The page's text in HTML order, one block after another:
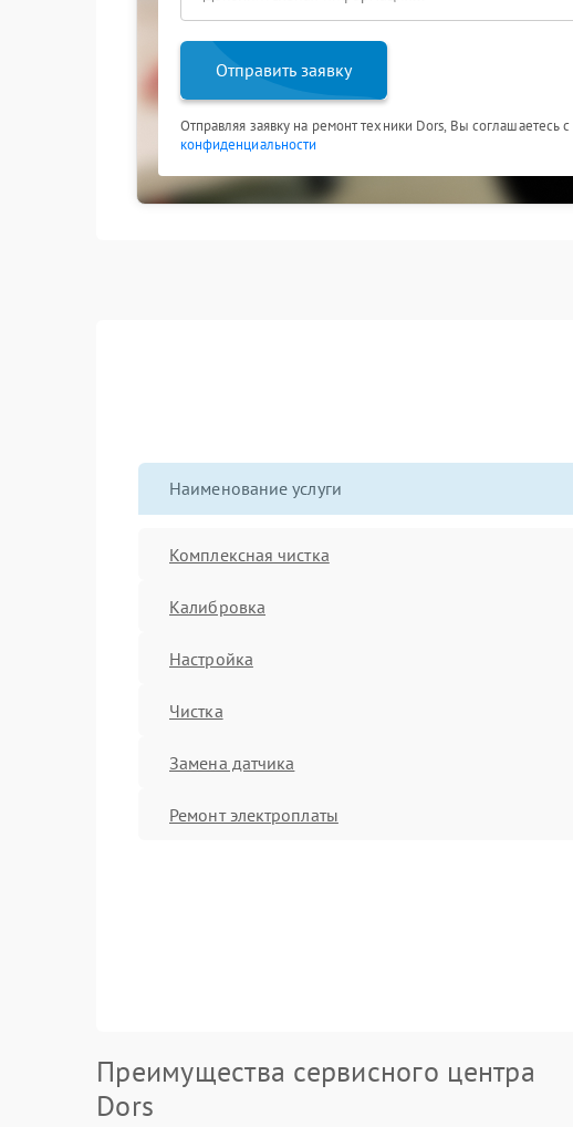
Отправить заявку
Отправляя заявку на ремонт техники Dors, Вы соглашаетесь с
конфиденциальности
Наименование услуги
Комплексная чистка
Калибровка
Настройка
Чистка
Замена датчика
Ремонт электроплаты
Преимущества сервисного центра
Dors